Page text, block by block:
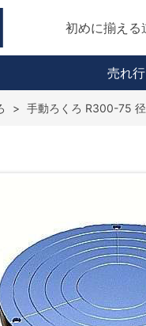
初めに揃える
売れ
> 手動ろくろ R300-75